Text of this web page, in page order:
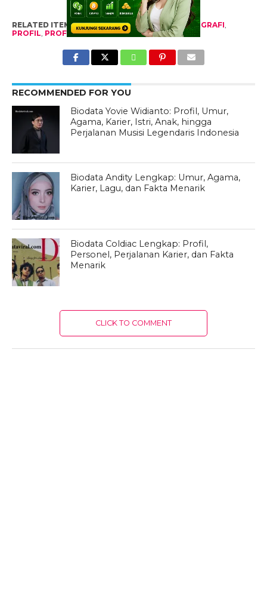
RELATED ITEMS: BIODATA,BIODATA VIRAL ,BIOGRAFI,
PROFIL, PROFIL VIRAL
RECOMMENDED FOR YOU
Biodata Yovie Widianto: Profil, Umur,
Agama, Karier, Istri, Anak, hingga
Perjalanan Musisi Legendaris Indonesia
Biodata Andity Lengkap: Umur, Agama,
Karier, Lagu, dan Fakta Menarik
Biodata Coldiac Lengkap: Profil,
Personel, Perjalanan Karier, dan Fakta
Menarik
CLICK TO COMMENT